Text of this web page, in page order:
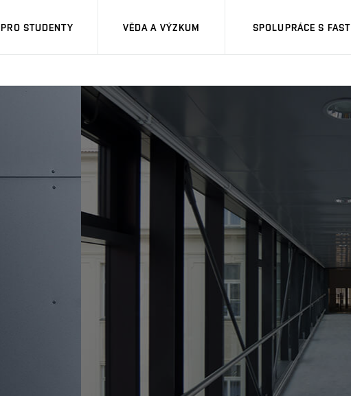
PRO STUDENTY VĚDA A VÝZKUM SPOLUPRÁCE S FAST